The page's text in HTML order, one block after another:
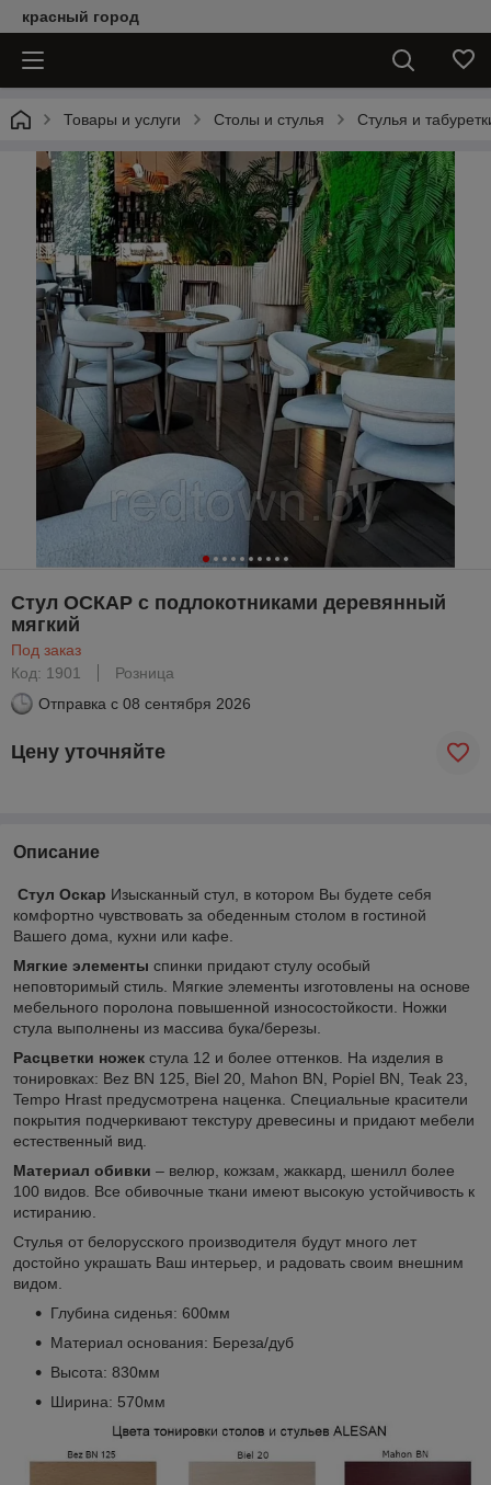
красный город
Товары и услуги Столы и стулья Стулья и
Стул ОСКАР с подлокотниками деревянный
мягкий
Под заказ
Код: 1901
Розница
Отправка с 08 сентября 2026
Цену уточняйте
Описание
Стул Оскар Изысканный стул, в котором Вы будете себя
комфортно чувствовать за обеденным столом в гостиной
Вашего дома, кухни или кафе.
Мягкие элементы спинки придают стулу особый
неповторимый стиль. Мягкие элементы изготовлены на основе
мебельного поролона повышенной износостойкости. Ножки
стула выполнены из массива бука/березы.
Расцветки ножек стула 12 и более оттенков. На изделия в
тонировках: Bez BN 125, Biel 20, Mahon BN, Popiel BN, Teak 23,
Tempo Hrast предусмотрена наценка. Специальные красители
покрытия подчеркивают текстуру древесины и придают мебели
естественный вид.
Материал обивки – велюр, кожзам, жаккард, шенилл более
100 видов. Все обивочные ткани имеют высокую устойчивость к
истиранию.
Стулья от белорусского производителя будут много лет
достойно украшать Ваш интерьер, и радовать своим внешним
видом.
Глубина сиденья: 600мм
Материал основания: Береза/дуб
Высота: 830мм
Ширина: 570мм